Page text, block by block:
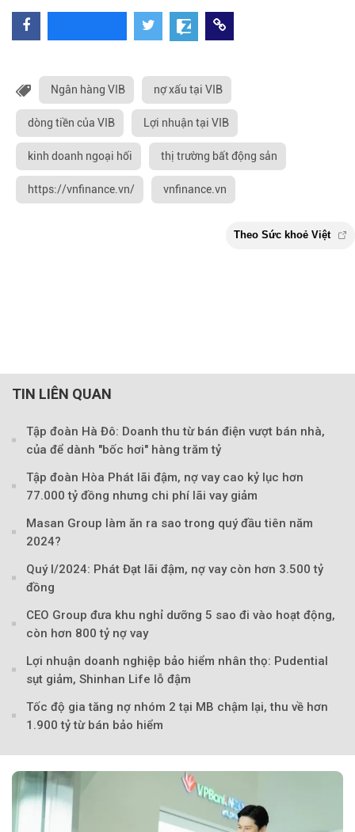
Ngân hàng VIB nợ xấu tại VIB
dòng tiền của VIB Lợi nhuận tại VIB
kinh doanh ngoại hối thị trường bất động sản
https://vnfinance.vn/ vnfinance.vn
Theo Sức khoẻ
TIN LIÊN QUAN
Tập đoàn Hà Đô: Doanh thu từ bán điện vượt bán nhà,
của để dành "bốc hơi" hàng trăm tỷ
Tập đoàn Hòa Phát lãi đậm, nợ vay cao kỷ lục hơn
77.000 tỷ đồng nhưng chi phí lãi vay giảm
Masan Group làm ăn ra sao trong quý đầu tiên năm
2024?
Quý I/2024: Phát Đạt lãi đậm, nợ vay còn hơn 3.500 tỷ
đồng
CEO Group đưa khu nghỉ dưỡng 5 sao đi vào hoạt động,
còn hơn 800 tỷ nợ vay
Lợi nhuận doanh nghiệp bảo hiểm nhân thọ: Pudential
sụt giảm, Shinhan Life lỗ đậm
Tốc độ gia tăng nợ nhóm 2 tại MB chậm lại, thu về hơn
1.900 tỷ từ bán bảo hiểm